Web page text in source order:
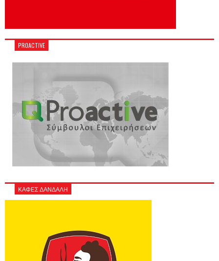
PROACTIVE
ΚΑΦΕΣ ΔΑΝΔΑΛΗ